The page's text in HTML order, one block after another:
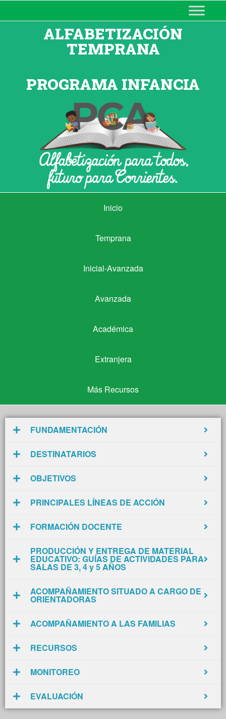
MINISTERIO DE EDUCACIÓN
DE CORRIENTES
ALFABETIZACIÓN
TEMPRANA
PROGRAMA INFANCIA
Inicio
Inicio
Temprana
Temprana
Inicial-Avanzada
Inicial-Avanzada
Avanzada
Avanzada
Académica
Académica
Extranjera
Extranjera
Más Recursos
Más Recursos
FUNDAMENTACIÓN
DESTINATARIOS
OBJETIVOS
PRINCIPALES LÍNEAS DE ACCIÓN
FORMACIÓN DOCENTE
PRODUCCIÓN Y ENTREGA DE MATERIAL
EDUCATIVO: GUÍAS DE ACTIVIDADES PARA
SALAS DE 3, 4 y 5 AÑOS
ACOMPAÑAMIENTO SITUADO A CARGO DE
ORIENTADORAS
ACOMPAÑAMIENTO A LAS FAMILIAS
RECURSOS
MONITOREO
EVALUACIÓN